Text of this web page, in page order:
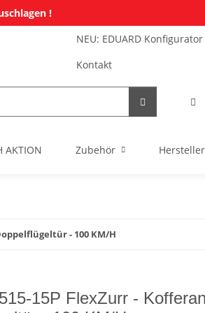
!
NEU: EDUARD Konfigurator
Kontakt
AKTION Zubehör Hersteller
- 100 KM/H
15P FlexZurr -